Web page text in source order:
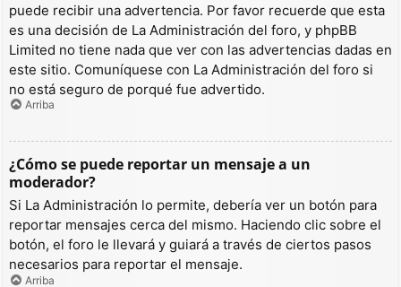
puede recibir una advertencia. Por favor recuerde que esta
es una decisión de La Administración del foro, y phpBB
Limited no tiene nada que ver con las advertencias dadas en
este sitio. Comuníquese con La Administración del foro si
no está seguro de porqué fue advertido.
Arriba
¿Cómo se puede reportar un mensaje a un
moderador?
Si La Administración lo permite, debería ver un botón para
reportar mensajes cerca del mismo. Haciendo clic sobre el
botón, el foro le llevará y guiará a través de ciertos pasos
necesarios para reportar el mensaje.
Arriba